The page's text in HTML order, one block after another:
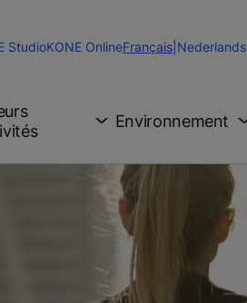
StudioKONE OnlineChange
Français Nederlands
Environnement